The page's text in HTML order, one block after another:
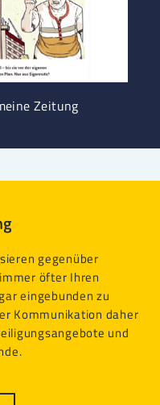
Zeitung
gegenüber
öfter Ihren
eingebunden zu
Kommunikation daher
und